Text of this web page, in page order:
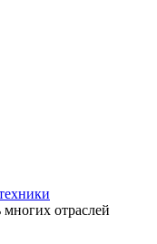
многих отраслей